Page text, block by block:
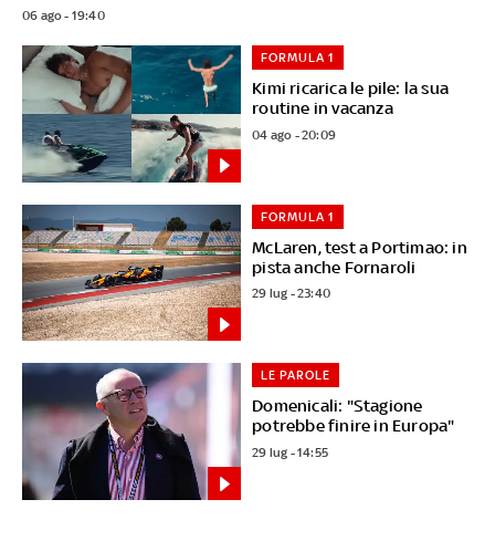
06 ago - 19:40
Kimi ricarica le pile: la sua
routine in vacanza
FORMULA 1
04 ago - 20:09
McLaren, test a Portimao: in
pista anche Fornaroli
FORMULA 1
29 lug - 23:40
Domenicali: "Stagione
potrebbe finire in Europa"
LE PAROLE
29 lug - 14:55